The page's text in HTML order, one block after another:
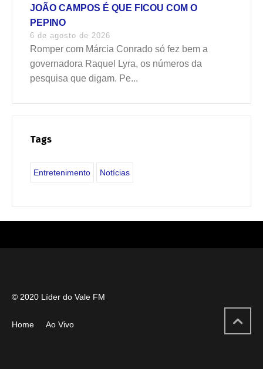
JOÃO CAMPOS É QUE FICOU COM O
PEPINO
6 de agosto de 2026
Romper com Márcia Conrado só fez bem a
governadora Raquel Lyra, os números da
pesquisa que digam. Pe...
Tags
Entretenimento Notícias
© 2020 Líder do Vale FM
Home Ao Vivo